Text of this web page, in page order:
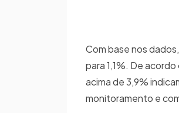
Com base nos
para 1,1%. De
acima de 3,9%
monitoramento e